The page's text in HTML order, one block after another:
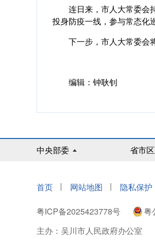
连日来，市人大常委会持
投身防疫一线，参与常态化
下一步，市人大常委会将
编辑：钟耿钊
中央部委 省市
首页 | 网站地图 | 隐私保护
粤ICP备2025423778号 粤
主办：吴川市人民政府办公室